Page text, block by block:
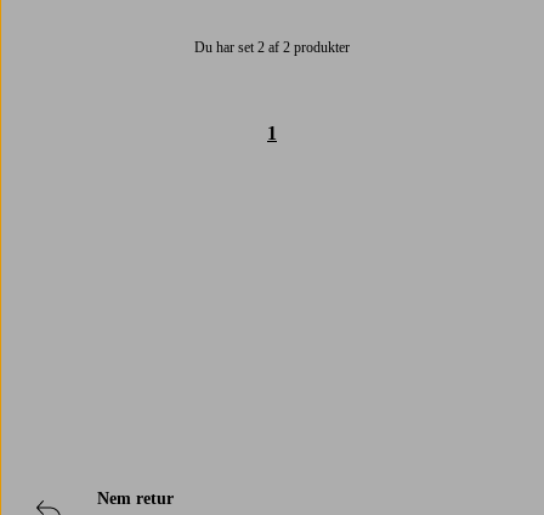
Du har set 2 af 2 produkter
1
Nem retur